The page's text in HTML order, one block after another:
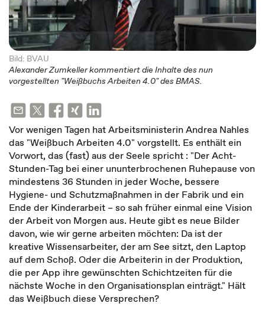
Bild: BVAU
Alexander Zumkeller kommentiert die Inhalte des nun
vorgestellten "Weißbuchs Arbeiten 4.0" des BMAS.
Vor wenigen Tagen hat Arbeitsministerin Andrea Nahles
das "Weißbuch Arbeiten 4.0" vorgstellt. Es enthält ein
Vorwort, das (fast) aus der Seele spricht : "Der Acht-
Stunden-Tag bei einer ununterbrochenen Ruhepause von
mindestens 36 Stunden in jeder Woche, bessere
Hygiene- und Schutzmaßnahmen in der Fabrik und ein
Ende der Kinderarbeit – so sah früher einmal eine Vision
der Arbeit von Morgen aus. Heute gibt es neue Bilder
davon, wie wir gerne arbeiten möchten: Da ist der
kreative Wissensarbeiter, der am See sitzt, den Laptop
auf dem Schoß. Oder die Arbeiterin in der Produktion,
die per App ihre gewünschten Schichtzeiten für die
nächste Woche in den Organisationsplan einträgt." Hält
das Weißbuch diese Versprechen?